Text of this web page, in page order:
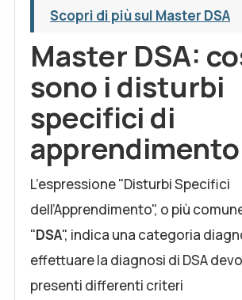
Scopri di più sul Master DSA
Master DSA:
sono i disturbi
specifici di
apprendimento
L’espressione "Disturbi Specifici
dell’Apprendimento", o più
"DSA", indica una categoria
effettuare la diagnosi di DSA
presenti differenti criteri